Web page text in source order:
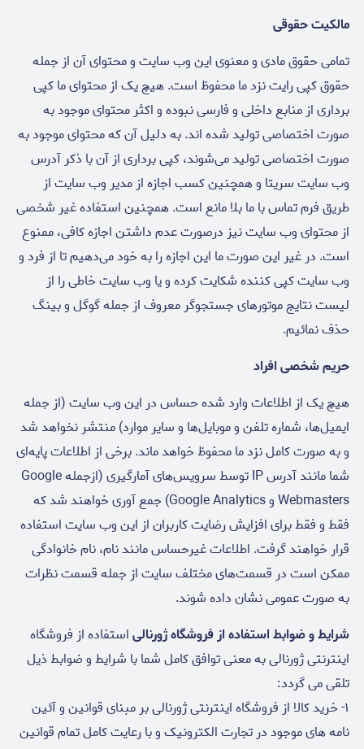
مالکیت حقوقی
تمامی حقوق مادی و معنوی این وب سایت و محتوای آن از جمله
حقوق کپی رایت نزد ما محفوظ است. هیچ یک از محتوای ما کپی
برداری از منابع داخلی و فارسی نبوده و اکثر محتوای موجود به
صورت اختصاصی تولید شده اند. به دلیل آن که محتوای موجود به
صورت اختصاصی تولید می‌شوند، کپی برداری از آن با ذکر آدرس
وب سایت سریتا و همچنین کسب اجازه از مدیر وب سایت از
طریق فرم تماس با ما بلا مانع است. همچنین استفاده غیر شخصی
از محتوای وب سایت نیز درصورت عدم داشتن اجازه کافی، ممنوع
است. در غیر این صورت ما این اجازه را به خود می‌دهیم تا از فرد و
وب سایت کپی کننده شکایت کرده و یا وب سایت خاطی را از
لیست نتایج موتورهای جستجوگر معروف از جمله گوگل و بینگ
حذف نمائیم.
حریم شخصی افراد
هیچ یک از اطلاعات وارد شده حساس در این وب سایت (از جمله
ایمیل‌ها، شماره تلفن و موبایل‌ها و سایر موارد) منتشر نخواهد شد
و به صورت کامل نزد ما محفوظ خواهد ماند. برخی از اطلاعات پایه‌ای
شما مانند آدرس IP توسط سرویس‌های آمارگیری (ازجمله Google
Webmasters و Google Analytics) جمع آوری خواهند شد که
فقط و فقط برای افزایش رضایت کاربران از این وب سایت استفاده
قرار خواهند گرفت. اطلاعات غیرحساس مانند نام، نام خانوادگی
ممکن است در قسمت‌های مختلف سایت از جمله قسمت نظرات
به صورت عمومی نشان داده شوند.
شرایط و ضوابط استفاده از فروشگاه ژورنالیاستفاده از فروشگاه
اینترنتی ژورنالی به معنی توافق کامل شما با شرایط و ضوابط ذیل
تلقی می گردد:
۱- خرید کالا از فروشگاه اینترنتی ژورنالی بر مبنای قوانین و آئین
نامه های موجود در تجارت الکترونیک و با رعایت کامل تمام قوانین